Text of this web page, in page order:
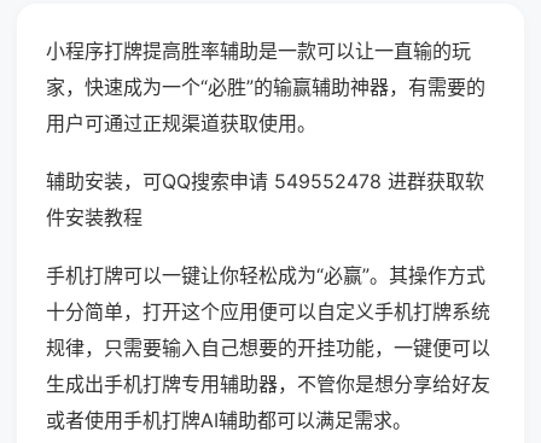
小程序打牌提高胜率辅助是一款可以让一直输的玩
家，快速成为一个“必胜”的输赢辅助神器，有需要的
用户可通过正规渠道获取使用。
辅助安装，可QQ搜索申请 549552478 进群获取软
件安装教程
手机打牌可以一键让你轻松成为“必赢”。其操作方式
十分简单，打开这个应用便可以自定义手机打牌系统
规律，只需要输入自己想要的开挂功能，一键便可以
生成出手机打牌专用辅助器，不管你是想分享给好友
或者使用手机打牌AI辅助都可以满足需求。